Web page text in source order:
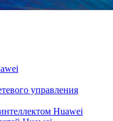
управления
Huawei